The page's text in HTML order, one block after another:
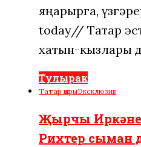
яңарырга,
today// Татар
хатын-кызлары
Тулырак
Татар җырыЭксклюзив
Җырчы
Рихтер сыман